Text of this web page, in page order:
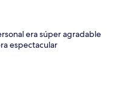
era súper agradable
espectacular